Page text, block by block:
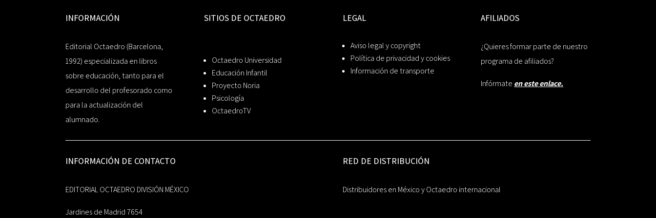
INFORMACIÓN
Editorial Octaedro (Barcelona,
1992) especializada en libros
sobre educación, tanto para el
desarrollo del profesorado como
para la actualización del
alumnado.
SITIOS DE OCTAEDRO
Octaedro Universidad
Educación Infantil
Proyecto Noria
Psicología
OctaedroTV
LEGAL
Aviso legal y copyright
Política de privacidad y cookies
Información de transporte
AFILIADOS
¿Quieres formar parte de nuestro
programa de afiliados?
Infórmate en este enlace.
INFORMACIÓN DE CONTACTO
EDITORIAL OCTAEDRO DIVISIÓN MÉXICO
Jardines de Madrid 7654
RED DE DISTRIBUCIÓN
Distribuidores en México y Octaedro internacional